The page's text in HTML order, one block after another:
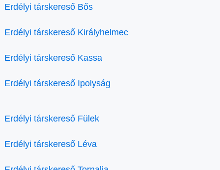
Erdélyi társkereső Bős
Erdélyi társkereső Királyhelmec
Erdélyi társkereső Kassa
Erdélyi társkereső Ipolyság
Erdélyi társkereső Fülek
Erdélyi társkereső Léva